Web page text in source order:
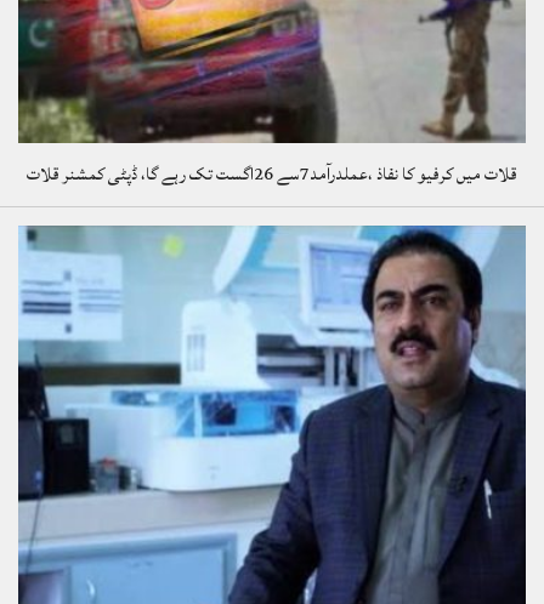
قلات میں کرفیو کا نفاذ ،عملدرآمد7سے 26اگست تک رہے گا، ڈپٹی کمشنر قلات